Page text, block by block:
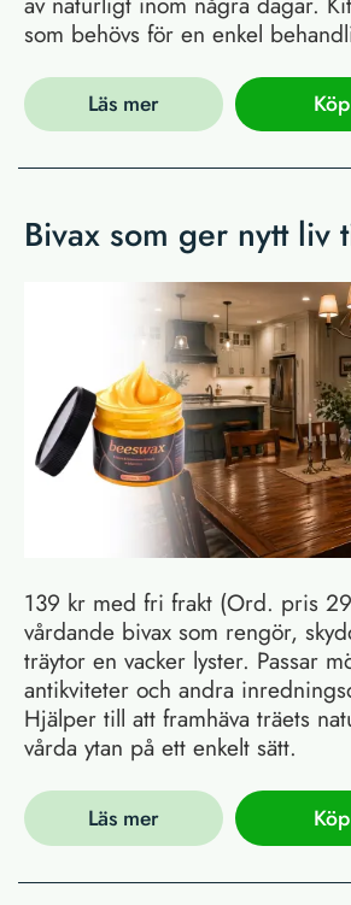
som behövs för en enkel
Läs mer Köp
Bivax som ger nytt liv
139 kr med fri frakt (Ord. pris
vårdande bivax som rengör,
träytor en vacker lyster. Passar
antikviteter och andra
Hjälper till att framhäva träets
vårda ytan på ett enkelt sätt.
Läs mer Köp